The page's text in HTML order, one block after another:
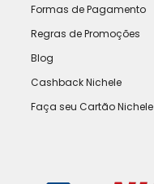
Formas de Pagamento
Regras de Promoções
Blog
Cashback Nichele
Faça seu Cartão Nichele